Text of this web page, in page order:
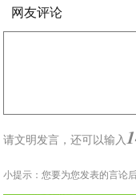
网友评论
请文明发言，还可以输入
小提示：您要为您发表的言论